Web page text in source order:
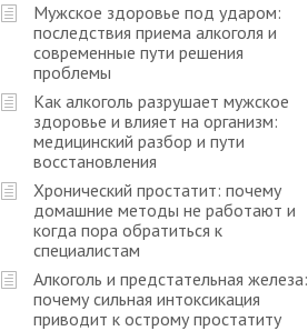
Мужское здоровье под ударом:
последствия приема алкоголя и
современные пути решения
проблемы
Как алкоголь разрушает мужское
здоровье и влияет на организм:
медицинский разбор и пути
восстановления
Хронический простатит: почему
домашние методы не работают и
когда пора обратиться к
специалистам
Алкоголь и предстательная железа:
почему сильная интоксикация
приводит к острому простатиту